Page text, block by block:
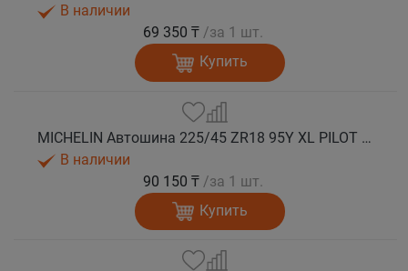
В наличии
69 350 ₸ /за 1 шт.
Купить
MICHELIN Автошина 225/45 ZR18 95Y XL PILOT SPORT 5 лето
В наличии
90 150 ₸ /за 1 шт.
Купить